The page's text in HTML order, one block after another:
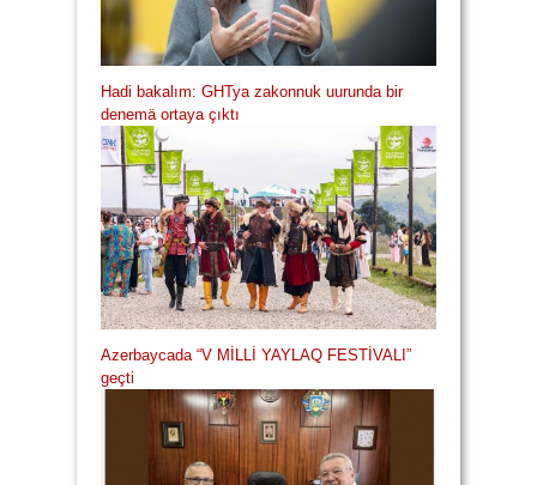
Hadi bakalım: GHTya zakonnuk uurunda bir
denemä ortaya çıktı
Azerbaycada “V MİLLİ YAYLAQ FESTİVALI”
geçti